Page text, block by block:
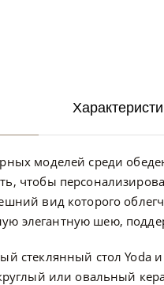
моделей среди
чтобы
вид которого
элегантную шею,
стеклянный стол Yoda
или овальный